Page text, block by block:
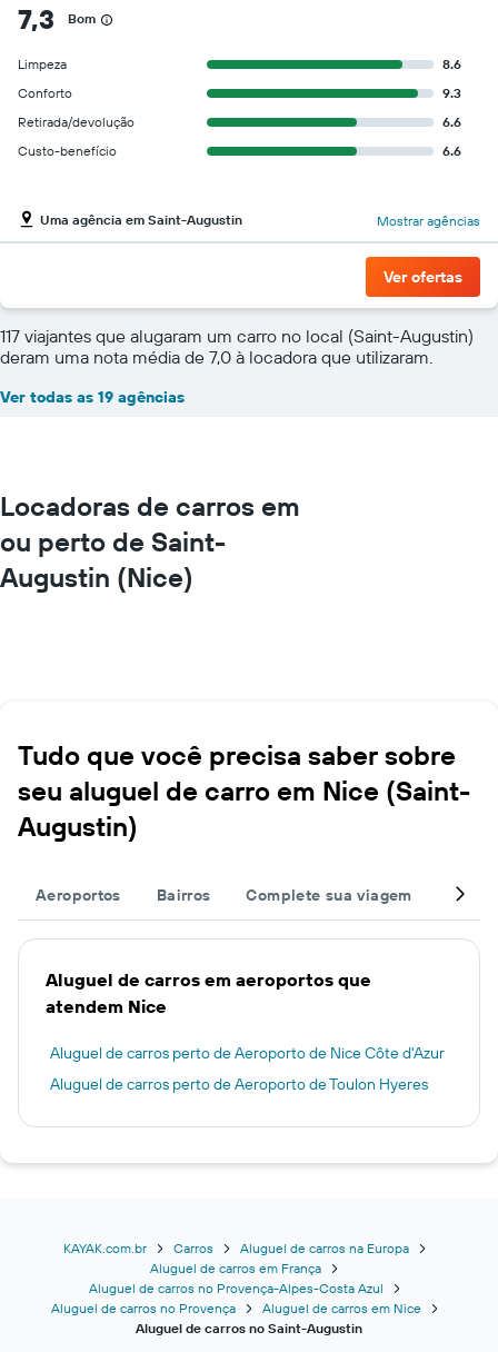
7,3 Bom
Limpeza
8.6
Conforto
9.3
Retirada/devolução
6.6
Custo-benefício
6.6
Uma agência em Saint-Augustin Mostrar agências
Ver ofertas
117 viajantes que alugaram um carro no local (Saint-Augustin)
deram uma nota média de 7,0 à locadora que utilizaram.
Ver todas as 19 agências
Locadoras de carros em
ou perto de Saint-
Augustin (Nice)
Tudo que você precisa saber sobre
seu aluguel de carro em Nice (Saint-
Augustin)
Aeroportos Bairros Complete sua viagem
Aluguel de carros em aeroportos que
atendem Nice
Aluguel de carros perto de Aeroporto de Nice Côte d'Azur
Aluguel de carros perto de Aeroporto de Toulon Hyeres
KAYAK.com.br Carros
Aluguel de carros na Europa
Aluguel de carros em França
Aluguel de carros no Provença-Alpes-Costa Azul
Aluguel de carros no Provença
Aluguel de carros em Nice
Aluguel de carros no Saint-Augustin